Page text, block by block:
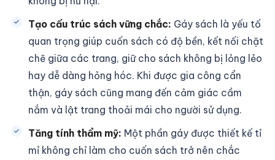
Tạo cấu trúc sách vững chắc: Gáy sách là yếu tố
quan trọng giúp cuốn sách có độ bền, kết nối chặt
chẽ giữa các trang, giữ cho sách không bị lỏng lẻo
hay dễ dàng hỏng hóc. Khi được gia công cẩn
thận, gáy sách cũng mang đến cảm giác cầm
nắm và lật trang thoải mái cho người sử dụng.
Tăng tính thẩm mỹ: Một phần gáy được thiết kế tỉ
mỉ không chỉ làm cho cuốn sách trở nên chắc